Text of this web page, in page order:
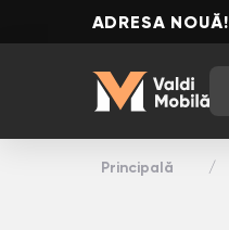
ADRESA NOUĂ!
Principală